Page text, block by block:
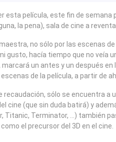
esta película, este fin de
la pena), sala de cine a
no sólo por las escenas
gusto, hacía tiempo que no veía
marcará un antes y un después
de la película, a partir de
recaudación, sólo se encuentra a
cine (que sin duda batirá) y
Titanic, Terminator, …) también
el precursor del 3D en el cine.